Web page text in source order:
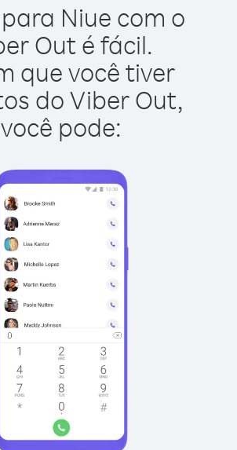
Niue com o
Out é fácil.
que você tiver
do Viber Out,
você pode: